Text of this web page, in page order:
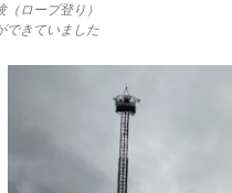
（ロープ登り）
できていました